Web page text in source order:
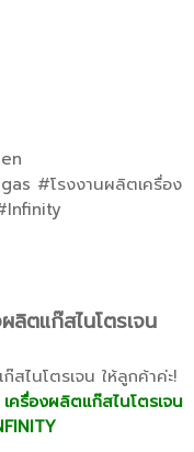
#โรงงานผลิตเครื่อง
ลิตแก๊สไนโตรเจน
ไนโตรเจน ให้ลูกค้าค่ะ!
เครื่องผลิตแก๊สไนโตรเจน